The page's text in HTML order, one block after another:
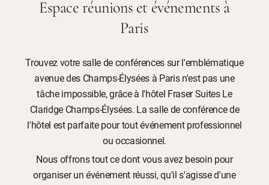
Espace réunions et événements à
Paris
Trouvez votre salle de conférences sur l'emblématique
avenue des Champs-Élysées à Paris n'est pas une
tâche impossible, grâce à l'hôtel Fraser Suites Le
Claridge Champs-Élysées. La salle de conférence de
l'hôtel est parfaite pour tout événement professionnel
ou occasionnel.
Nous offrons tout ce dont vous avez besoin pour
organiser un événement réussi, qu'il s'agisse d'une